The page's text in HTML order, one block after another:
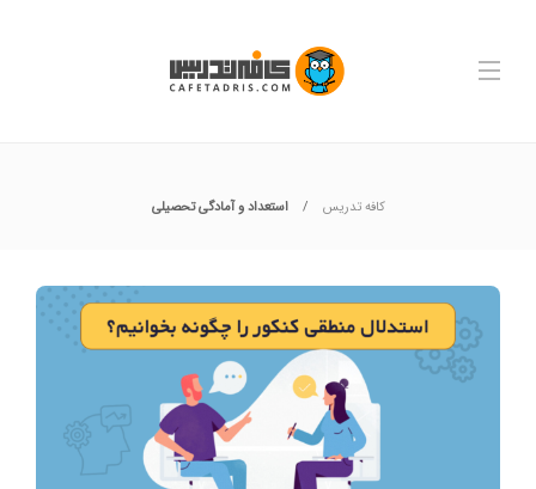
کافه تدریس استعداد و آمادگی تحصیلی